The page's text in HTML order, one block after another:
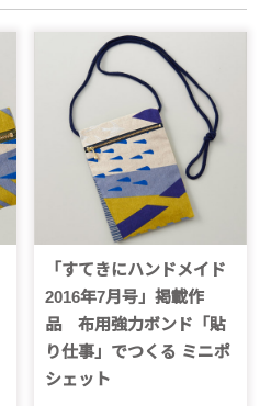
「すてきにハンドメイド
2016年7月号」掲載作
品 布用強力ボンド「貼
り仕事」でつくる ミニポ
シェット